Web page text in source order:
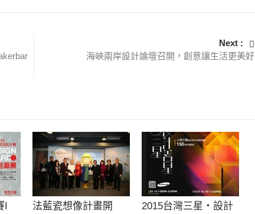
Next :
海峽兩岸設計論壇召開，創意讓生活更美好
I
法藍瓷想像計畫開
2015台灣三星・設計